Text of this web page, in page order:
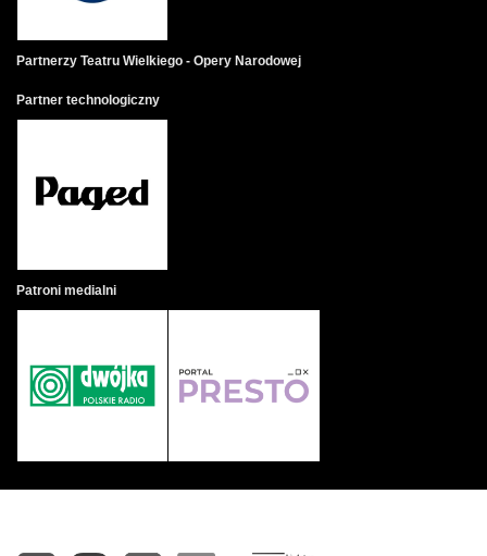
Partnerzy Teatru Wielkiego - Opery Narodowej
Partner technologiczny
Patroni medialni